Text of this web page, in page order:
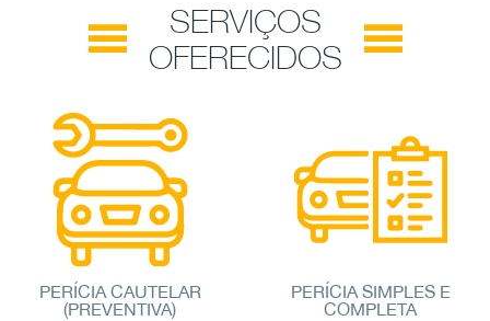
SERVIÇOS
OFERECIDOS
PERÍCIA CAUTELAR
(PREVENTIVA)
PERÍCIA SIMPLES E
COMPLETA